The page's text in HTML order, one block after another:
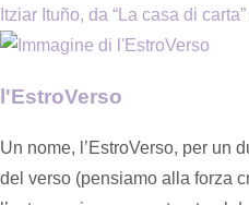
Itziar Ituño, da “La casa di
l'EstroVerso
Un nome, l’EstroVerso, per un
del verso (pensiamo alla forza